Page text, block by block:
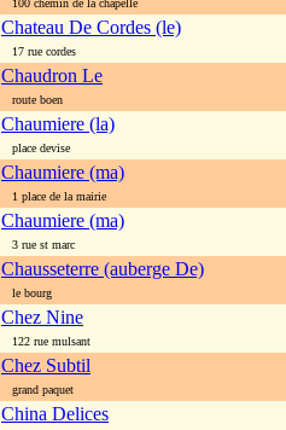
100 chemin de la chapelle
Chateau De Cordes (le)
17 rue cordes
Chaudron Le
route boen
Chaumiere (la)
place devise
Chaumiere (ma)
1 place de la mairie
Chaumiere (ma)
3 rue st marc
Chausseterre (auberge De)
le bourg
Chez Nine
122 rue mulsant
Chez Subtil
grand paquet
China Delices